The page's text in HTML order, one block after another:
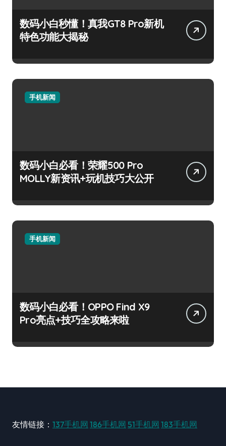
数码小白秒懂！真我GT8 Pro新机
特色功能大揭秘
手机新闻
数码小白必看！荣耀500 Pro
MOLLY新资讯+玩机技巧大公开
手机新闻
数码小白必看！OPPO Find X9
Pro亮点+技巧全攻略来啦
友情链接： 137手机网 186手机网 51手机网 183手机网